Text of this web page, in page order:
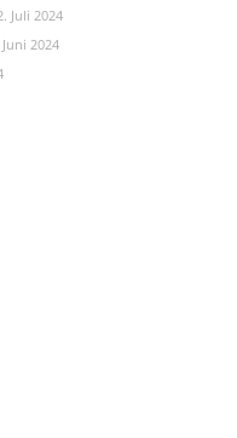
Juli 2024
2024